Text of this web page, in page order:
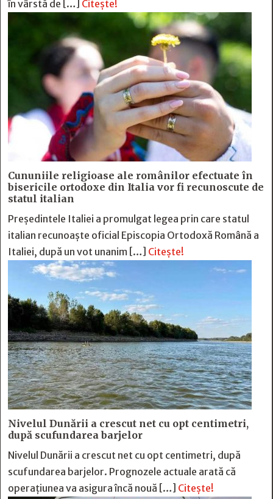
în vârstă de […] Citește!
Cununiile religioase ale românilor efectuate în
bisericile ortodoxe din Italia vor fi recunoscute de
statul italian
Președintele Italiei a promulgat legea prin care statul
italian recunoaște oficial Episcopia Ortodoxă Română a
Italiei, după un vot unanim […] Citește!
Nivelul Dunării a crescut net cu opt centimetri,
după scufundarea barjelor
Nivelul Dunării a crescut net cu opt centimetri, după
scufundarea barjelor. Prognozele actuale arată că
operațiunea va asigura încă nouă […] Citește!